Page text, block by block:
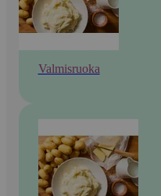
Valmisruoka